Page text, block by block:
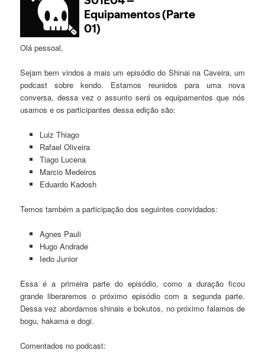
Olá pessoal,
Sejam bem vindos a mais um episódio do Shinai na Caveira, um
podcast sobre kendo. Estamos reunidos para uma nova
conversa, dessa vez o assunto será os equipamentos que nós
usamos e os participantes dessa edição são:
Luiz Thiago
Rafael Oliveira
Tiago Lucena
Marcio Medeiros
Eduardo Kadosh
Temos também a participação dos seguintes convidados:
Agnes Pauli
Hugo Andrade
Iedo Junior
Essa é a primeira parte do episódio, como a duração ficou
grande liberaremos o próximo episódio com a segunda parte.
Dessa vez abordamos shinais e bokutos, no próximo falamos de
bogu, hakama e dogi.
Comentados no podcast: